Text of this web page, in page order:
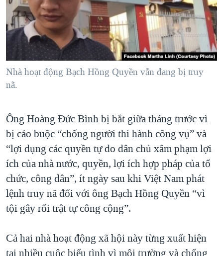
Nhà hoạt động Bạch Hồng Quyền vẫn đang bị truy
nã.
Ông Hoàng Đức Bình bị bắt giữa tháng trước vì
bị cáo buộc “chống người thi hành công vụ” và
“lợi dụng các quyền tự do dân chủ xâm phạm lợi
ích của nhà nước, quyền, lợi ích hợp pháp của tổ
chức, công dân”, ít ngày sau khi Việt Nam phát
lệnh truy nã đối với ông Bạch Hồng Quyền “vì
tội gây rối trật tự công cộng”.
Cả hai nhà hoạt động xã hội này từng xuất hiện
tại nhiều cuộc biểu tình vì môi trường và chống